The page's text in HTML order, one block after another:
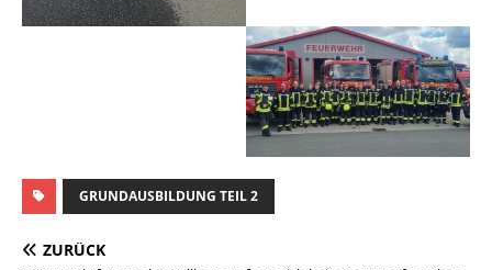
GRUNDAUSBILDUNG TEIL 2
ZURÜCK